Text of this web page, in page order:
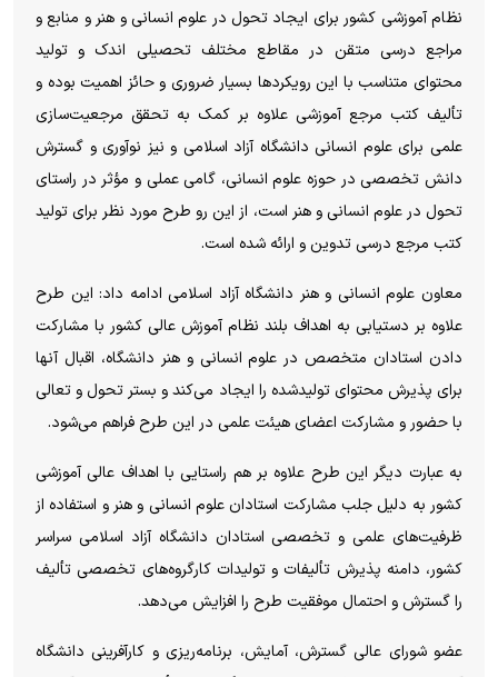
نظام آموزشی کشور برای ایجاد تحول در علوم انسانی و هنر و منابع و
مراجع درسی متقن در مقاطع مختلف تحصیلی اندک و تولید
محتوای متناسب با این رویکرد‌ها بسیار ضروری و حائز اهمیت بوده و
تألیف کتب مرجع آموزشی علاوه بر کمک به تحقق مرجعیت‌سازی
علمی برای علوم انسانی دانشگاه آزاد اسلامی و نیز نوآوری و گسترش
دانش تخصصی در حوزه علوم انسانی، گامی عملی و مؤثر در راستای
تحول در علوم انسانی و هنر است، از این رو طرح مورد نظر برای تولید
کتب مرجع درسی تدوین و ارائه شده است.
معاون علوم انسانی و هنر دانشگاه آزاد اسلامی ادامه داد: این طرح
علاوه بر دستیابی به اهداف بلند نظام آموزش عالی کشور با مشارکت
دادن استادان متخصص در علوم انسانی و هنر دانشگاه، اقبال آنها
برای پذیرش محتوای تولیدشده را ایجاد می‌کند و بستر تحول و تعالی
با حضور و مشارکت اعضای هیئت علمی در این طرح فراهم می‌شود.
به عبارت دیگر این طرح علاوه بر هم راستایی با اهداف عالی آموزشی
کشور به دلیل جلب مشارکت استادان علوم انسانی و هنر و استفاده از
ظرفیت‌های علمی و تخصصی استادان دانشگاه آزاد اسلامی سراسر
کشور، دامنه پذیرش تألیفات و تولیدات کارگروه‌های تخصصی تألیف
را گسترش و احتمال موفقیت طرح را افزایش می‌دهد.
عضو شورای عالی گسترش، آمایش، برنامه‌ریزی و کارآفرینی دانشگاه